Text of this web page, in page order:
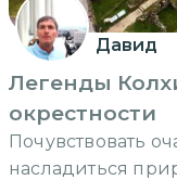
Давид
Легенды
окрестности
Почувствовать
насладиться